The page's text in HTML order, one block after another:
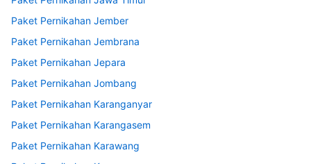
Paket Pernikahan Jember
Paket Pernikahan Jembrana
Paket Pernikahan Jepara
Paket Pernikahan Jombang
Paket Pernikahan Karanganyar
Paket Pernikahan Karangasem
Paket Pernikahan Karawang